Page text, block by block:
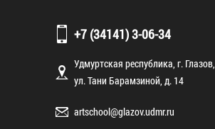
+7 (34141) 3-06-34
Удмуртская республика, г. Глазов,
ул. Тани Барамзиной, д. 14
artschool@glazov.udmr.ru